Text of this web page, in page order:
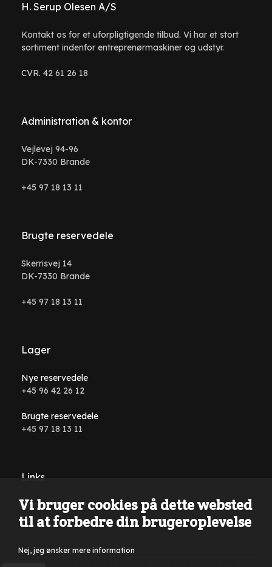
H. Serup Olesen A/S
Kontakt os for et uforpligtigende tilbud. Vi har et stort
sortiment indenfor entreprenørmaskiner og udstyr.
CVR. 42 61 26 18
Administration & kontor
Vejlevej 94-96
DK-7330 Brande
+45 97 18 13 11
Brugte reservedele
Skerrisvej 14
DK-7330 Brande
+45 97 18 13 11
Lager
Nye reservedele
+45 96 42 26 12
Brugte reservedele
+45 97 18 13 11
Links
Handelsbetingelser
Vi bruger cookies på dette websted
til at forbedre din brugeroplevelse
Nej, jeg ønsker mere information